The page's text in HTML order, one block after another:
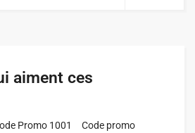
aiment ces
Promo 1001
Code promo